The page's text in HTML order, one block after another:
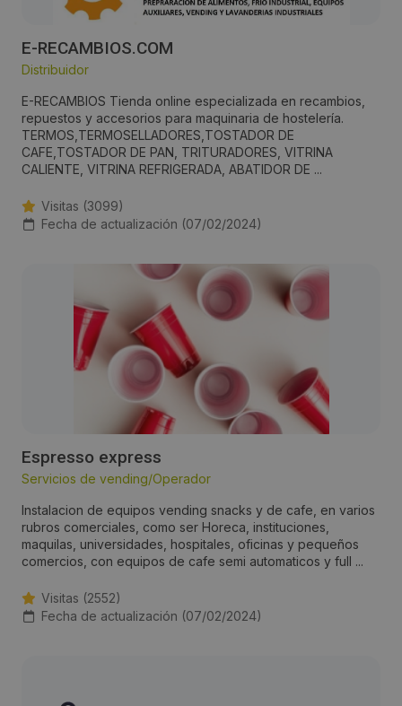
E-RECAMBIOS.COM
Distribuidor
E-RECAMBIOS Tienda online especializada en recambios,
repuestos y accesorios para maquinaria de hostelería.
TERMOS,TERMOSELLADORES,TOSTADOR DE
CAFE,TOSTADOR DE PAN, TRITURADORES, VITRINA
CALIENTE, VITRINA REFRIGERADA, ABATIDOR DE ...
Visitas (3099)
Fecha de actualización (07/02/2024)
Espresso express
Servicios de vending/Operador
Instalacion de equipos vending snacks y de cafe, en varios
rubros comerciales, como ser Horeca, instituciones,
maquilas, universidades, hospitales, oficinas y pequeños
comercios, con equipos de cafe semi automaticos y full ...
Visitas (2552)
Fecha de actualización (07/02/2024)